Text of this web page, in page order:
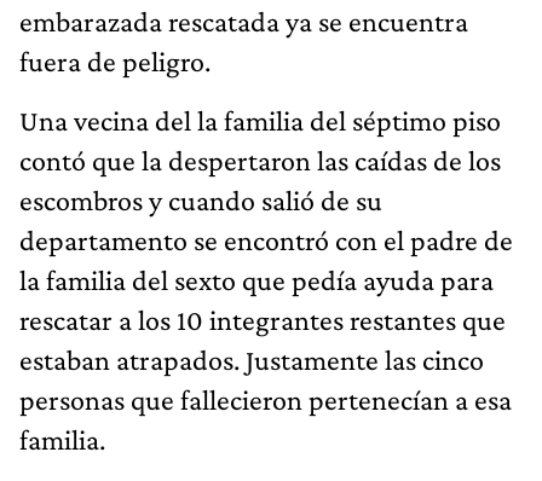
embarazada rescatada ya se encuentra
fuera de peligro.
Una vecina del la familia del séptimo piso
contó que la despertaron las caídas de los
escombros y cuando salió de su
departamento se encontró con el padre de
la familia del sexto que pedía ayuda para
rescatar a los 10 integrantes restantes que
estaban atrapados. Justamente las cinco
personas que fallecieron pertenecían a esa
familia.